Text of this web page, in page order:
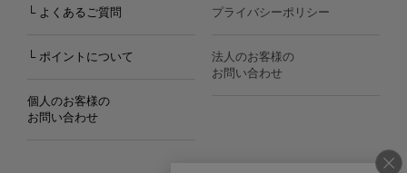
└ よくあるご質問
└ ポイントについて
個人のお客様の
お問い合わせ
プライバシーポリシー
法人のお客様の
お問い合わせ